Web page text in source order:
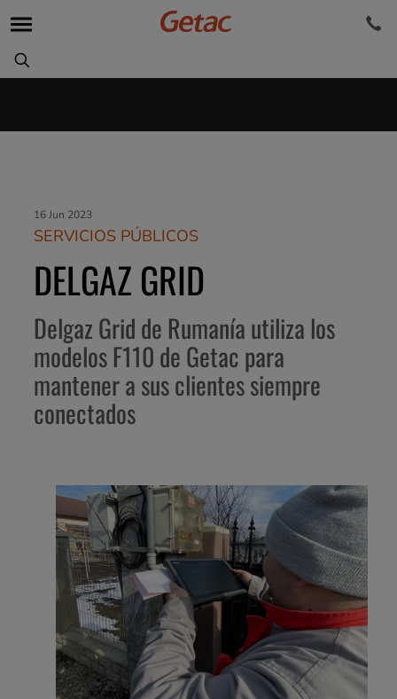
16 Jun 2023
SERVICIOS PÚBLICOS
DELGAZ GRID
Delgaz Grid de Rumanía utiliza los
modelos F110 de Getac para
mantener a sus clientes siempre
conectados